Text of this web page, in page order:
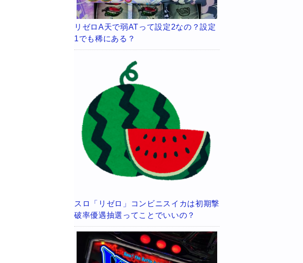
リゼロA天で弱ATって設定2なの？設定
1でも稀にある？
スロ「リゼロ」コンビニスイカは初期撃
破率優遇抽選ってことでいいの？